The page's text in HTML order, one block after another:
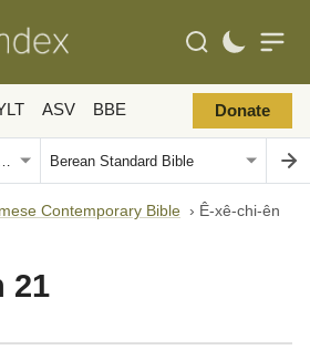
ASV BBE Donate
Contemporary Bible › Ê-xê-chi-ên
21